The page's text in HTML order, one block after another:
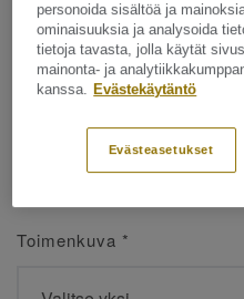
Sukunimi*
Toimenkuva *
personoida sisältöä ja
ominaisuuksia ja analysoida
tietoja tavasta, jolla käytät
mainonta- ja
kanssa.
Evästekäytäntö
Evästeasetukset